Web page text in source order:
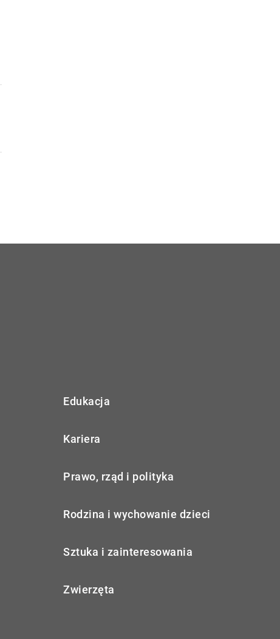
Edukacja
Kariera
Prawo, rząd i polityka
Rodzina i wychowanie dzieci
Sztuka i zainteresowania
Zwierzęta